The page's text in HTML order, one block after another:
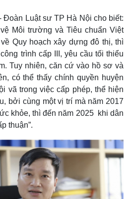
Quân sự - Quốc phòng
Vũ khí
Phân tích
Đoàn Luật sư TP Hà Nội cho biết:
Môi trường và Tiêu chuẩn Việt
Quy hoạch xây dựng đô thị, thì
trình cấp III, yêu cầu tối thiểu
Tuy nhiên, căn cứ vào hồ sơ và
có thể thấy chính quyền huyện
vã trong việc cấp phép, thể hiện
bởi cùng một vị trí mà năm 2017
khỏe, thì đến năm 2025 khi dân
thuận”.